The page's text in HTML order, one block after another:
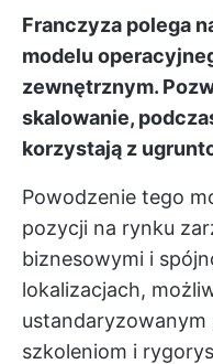
Franczyza polega
modelu
zewnętrznym.
skalowanie,
korzystają z
Powodzenie tego
pozycji na rynku
biznesowymi i
lokalizacjach,
szkoleniom i